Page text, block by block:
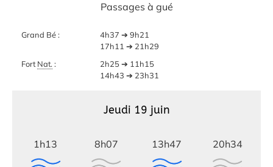
Passages à gué
Grand Bé :
4h37 ➔ 9h21
17h11 ➔ 21h29
Fort Nat. :
2h25 ➔ 11h15
14h43 ➔ 23h31
Jeudi 19 juin
1h13 8h07 13h47 20h34